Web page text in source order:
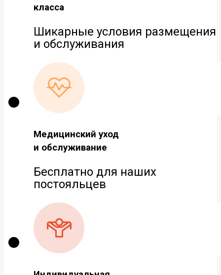
класса
Шикарные условия размещения
и обслуживания
Медицинский уход
и обслуживание
Бесплатно для наших
постояльцев